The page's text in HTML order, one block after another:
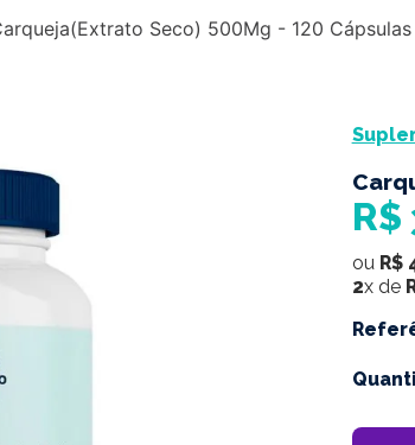
Seco) 500Mg - 120 Cápsulas
R$
ou R$
2x de